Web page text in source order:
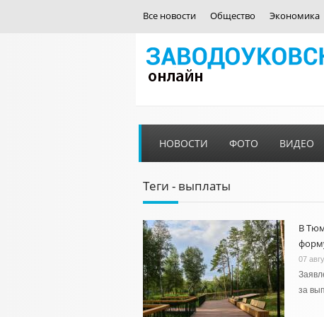
Все новости Общество Экономика
НОВОСТИ ФОТО ВИДЕО
Теги - выплаты
В
07
за